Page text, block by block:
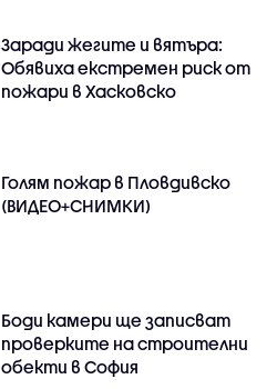
Заради жегите и вятъра:
Обявиха екстремен риск от
пожари в Хасковско
Голям пожар в Пловдивско
(ВИДЕО+СНИМКИ)
Боди камери ще записват
проверките на строителни
обекти в София